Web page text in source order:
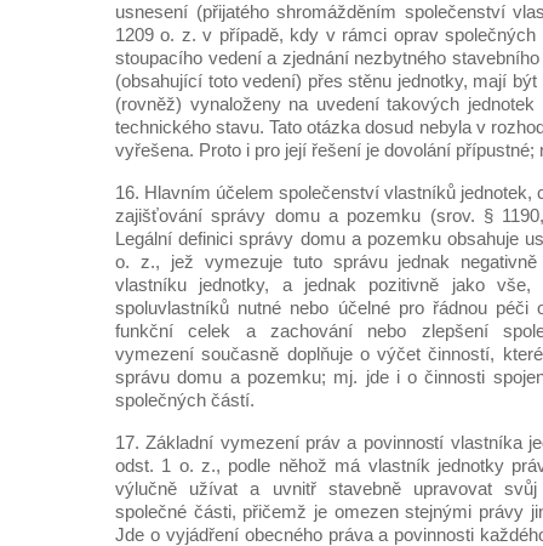
usnesení (přijatého shromážděním společenství
1209 o. z. v případě, kdy v rámci oprav
stoupacího vedení a zjednání nezbytného
(obsahující toto vedení) přes stěnu jednotky, mají
(rovněž) vynaloženy na uvedení takových jednotek
technického stavu. Tato otázka dosud nebyla v
vyřešena. Proto i pro její řešení je dovolání přípustné;
16. Hlavním účelem společenství vlastníků jednotek,
zajišťování správy domu a pozemku (srov. §
Legální definici správy domu a pozemku obsahuje
o. z., jež vymezuje tuto správu jednak
vlastníku jednotky, a jednak pozitivně jako
spoluvlastníků nutné nebo účelné pro řádnou
funkční celek a zachování nebo zlepšení
vymezení současně doplňuje o výčet činností,
správu domu a pozemku; mj. jde i o činnosti
společných částí.
17. Základní vymezení práv a povinností vlastníka
odst. 1 o. z., podle něhož má vlastník jednotky
výlučně užívat a uvnitř stavebně upravovat
společné části, přičemž je omezen stejnými právy
Jde o vyjádření obecného práva a povinnosti